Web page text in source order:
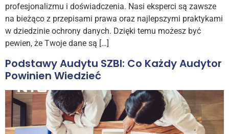
profesjonalizmu i doświadczenia. Nasi eksperci są zawsze
na bieżąco z przepisami prawa oraz najlepszymi praktykami
w dziedzinie ochrony danych. Dzięki temu możesz być
pewien, że Twoje dane są […]
Podstawy Audytu SZBI: Co Każdy Audytor
Powinien Wiedzieć